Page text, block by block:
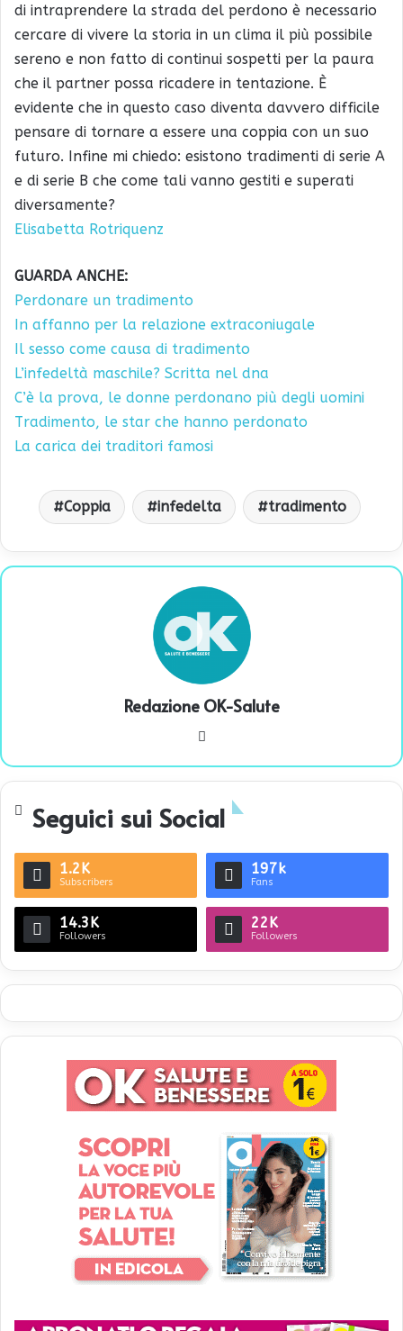
di intraprendere la strada del perdono è necessario
cercare di vivere la storia in un clima il più possibile
sereno e non fatto di continui sospetti per la paura
che il partner possa ricadere in tentazione. È
evidente che in questo caso diventa davvero difficile
pensare di tornare a essere una coppia con un suo
futuro. Infine mi chiedo: esistono tradimenti di serie A
e di serie B che come tali vanno gestiti e superati
diversamente?
Elisabetta Rotriquenz
GUARDA ANCHE:
Perdonare un tradimento
In affanno per la relazione extraconiugale
Il sesso come causa di tradimento
L’infedeltà maschile? Scritta nel dna
C’è la prova, le donne perdonano più degli uomini
Tradimento, le star che hanno perdonato
La carica dei traditori famosi
Coppia infedelta tradimento
Redazione OK-Salute
te
Seguici sui Social
1.2K
Subscribers
197k
Fans
14.3K
Followers
22K
Followers